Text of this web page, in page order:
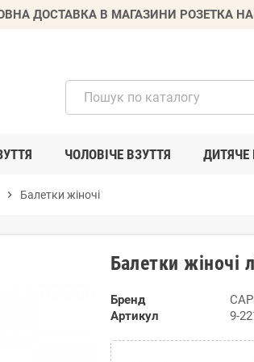
ДОСТАВКА В МАГАЗИНИ РОЗЕТКА
ЧОЛОВІЧЕ ВЗУТТЯ ДИТЯЧЕ
chevron_right Балетки жіночі
Балетки жіночі
Бренд
Артикул
9-